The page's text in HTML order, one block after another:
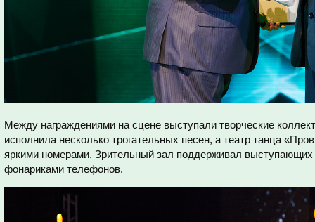
Между награждениями на сцене выступали творческие
исполнила несколько трогательных песен, а театр танца
яркими номерами. Зрительный зал поддерживал
фонариками телефонов.